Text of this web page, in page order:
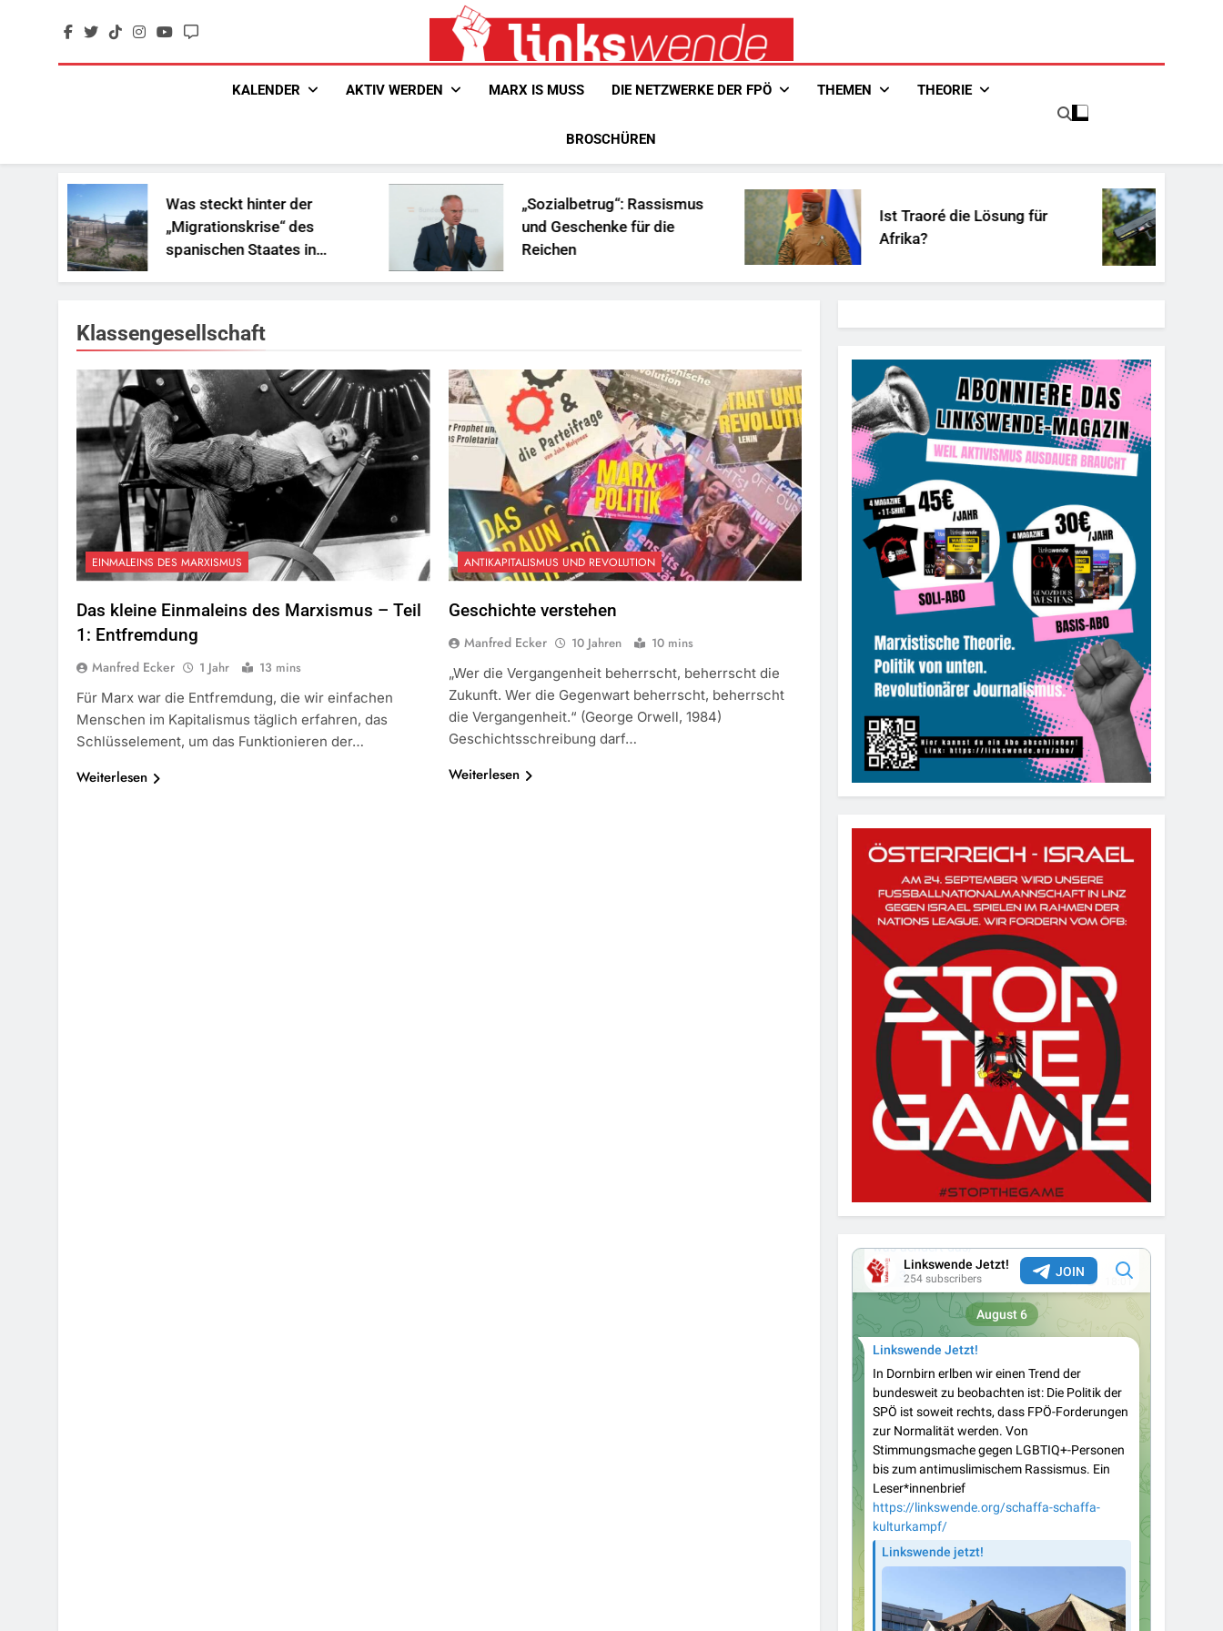
Linkswende Jetzt!
KALENDER AKTIV WERDEN MARX IS MUSS DIE NETZWERKE DER FPÖ THEMEN THEORIE
BROSCHÜREN
Was steckt hinter der
„Migrationskrise“ des
spanischen Staates in
Nordafrika?
„Sozialbetrug“: Rassismus
und Geschenke für die
Reichen
Ist Traoré die Lösung für
Afrika?
Klassengesellschaft
EINMALEINS DES MARXISMUS
Das kleine Einmaleins des Marxismus – Teil
1: Entfremdung
Manfred Ecker 1 Jahr
13 mins
Für Marx war die Entfremdung, die wir einfachen
Menschen im Kapitalismus täglich erfahren, das
Schlüsselement, um das Funktionieren der…
Weiterlesen
ANTIKAPITALISMUS UND REVOLUTION
Geschichte verstehen
Manfred Ecker 10 Jahren
10 mins
„Wer die Vergangenheit beherrscht, beherrscht die
Zukunft. Wer die Gegenwart beherrscht, beherrscht
die Vergangenheit.“ (George Orwell, 1984)
Geschichtsschreibung darf…
Weiterlesen